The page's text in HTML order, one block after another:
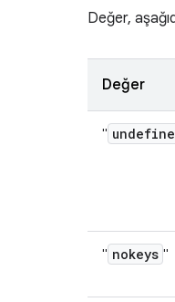
Değer,
Değer
"
" nokeys "